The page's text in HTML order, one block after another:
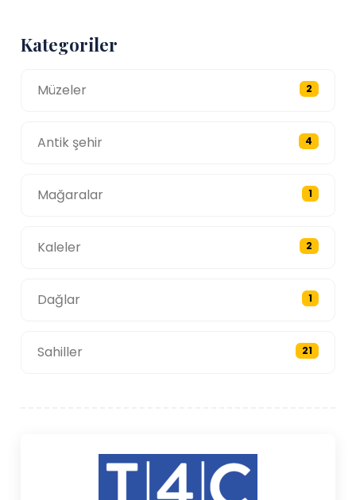
Kategoriler
Müzeler 2
Antik şehir 4
Mağaralar 1
Kaleler 2
Dağlar 1
Sahiller 21